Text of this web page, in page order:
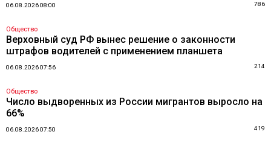
06.08.2026 08:00 786
Общество
Верховный суд РФ вынес решение о законности
штрафов водителей с применением планшета
06.08.2026 07:56 214
Общество
Число выдворенных из России мигрантов выросло на
66%
06.08.2026 07:50 419